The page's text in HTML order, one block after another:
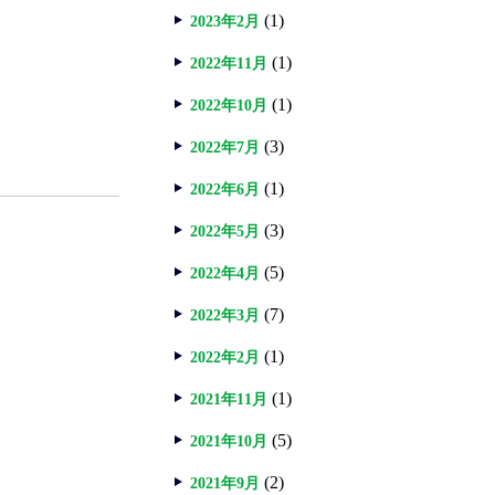
2023年2月 (1)
2022年11月 (1)
2022年10月 (1)
2022年7月 (3)
2022年6月 (1)
2022年5月 (3)
2022年4月 (5)
2022年3月 (7)
2022年2月 (1)
2021年11月 (1)
2021年10月 (5)
2021年9月 (2)